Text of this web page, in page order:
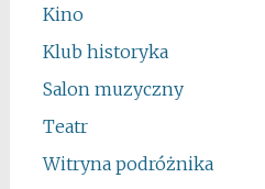
Kino
Klub historyka
Salon muzyczny
Teatr
Witryna podróżnika